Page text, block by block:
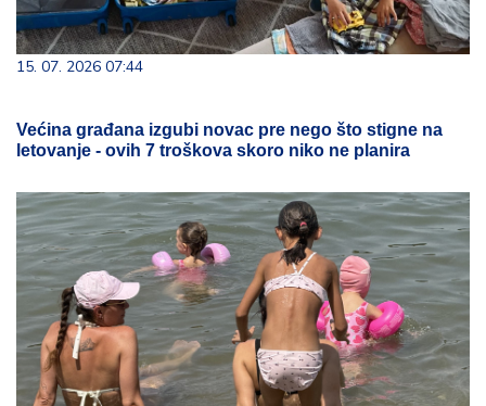
15. 07. 2026 07:44
Većina građana izgubi novac pre nego što stigne na
letovanje - ovih 7 troškova skoro niko ne planira